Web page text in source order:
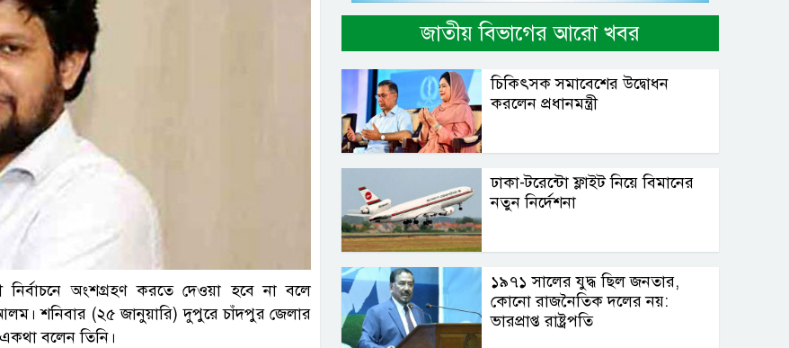
অংশগ্রহণ করতে দেওয়া হবে না বলে
আলম। শনিবার (২৫ জানুয়ারি) দুপুরে চাঁদপুর জেলার
বলেন তিনি।
জাতীয় বিভাগের আরো খবর
চিকিৎসক সমাবেশের উদ্বোধন
করলেন প্রধানমন্ত্রী
ঢাকা-টরেন্টো ফ্লাইট নিয়ে বিমানের
নতুন নির্দেশনা
১৯৭১ সালের যুদ্ধ ছিল জনতার,
কোনো রাজনৈতিক দলের নয়:
ভারপ্রাপ্ত রাষ্ট্রপতি